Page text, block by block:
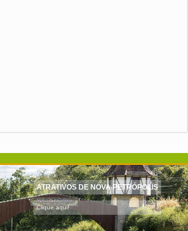
ATRATIVOS DE NOVA PETRÓPOLIS
Clique aqui!